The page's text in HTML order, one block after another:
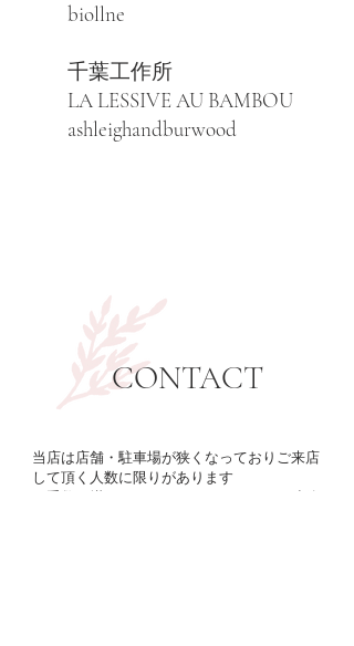
biollne
​千葉工作所
LA LESSIVE AU BAMBOU
ashleighandburwood
​CONTACT
当店は店舗・駐車場が狭くなっておりご来店
して頂く人数に限りがあります